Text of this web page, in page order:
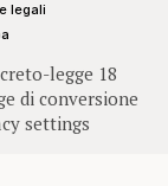
legge 18
di conversione
settings
legali